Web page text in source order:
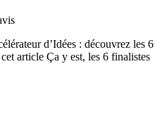
d’Idées : découvrez les 6
article Ça y est, les 6 finalistes